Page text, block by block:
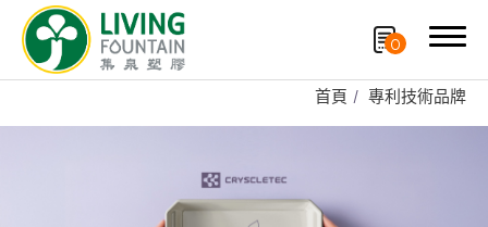
0
首頁 專利技術品牌
搜尋